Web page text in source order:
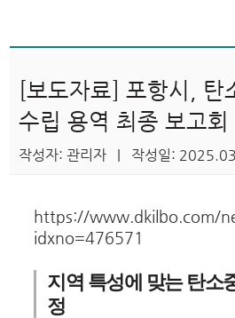
[보도자료] 포항시,
수립 용역 최종 보고회
작성자: 관리자 | 작성일:
https://www.dkilbo.com/
idxno=476571
지역 특성에 맞는 탄소
정